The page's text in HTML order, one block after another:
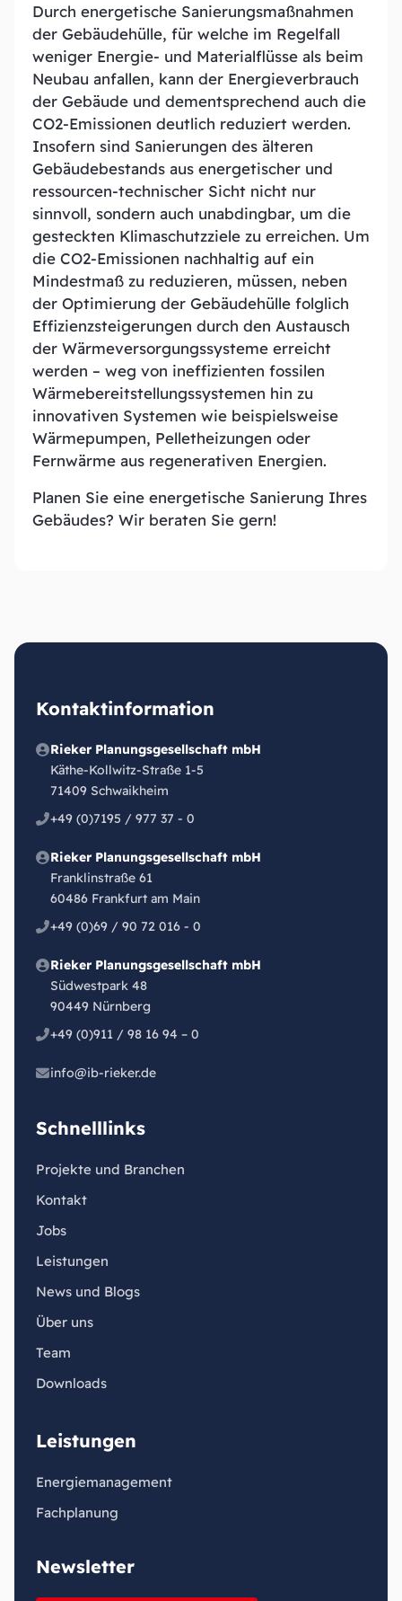
Durch energetische Sanierungsmaßnahmen
der Gebäudehülle, für welche im Regelfall
weniger Energie- und Materialflüsse als beim
Neubau anfallen, kann der Energieverbrauch
der Gebäude und dementsprechend auch die
CO2-Emissionen deutlich reduziert werden.
Insofern sind Sanierungen des älteren
Gebäudebestands aus energetischer und
ressourcen-technischer Sicht nicht nur
sinnvoll, sondern auch unabdingbar, um die
gesteckten Klimaschutzziele zu erreichen. Um
die CO2-Emissionen nachhaltig auf ein
Mindestmaß zu reduzieren, müssen, neben
der Optimierung der Gebäudehülle folglich
Effizienzsteigerungen durch den Austausch
der Wärmeversorgungssysteme erreicht
werden – weg von ineffizienten fossilen
Wärmebereitstellungssystemen hin zu
innovativen Systemen wie beispielsweise
Wärmepumpen, Pelletheizungen oder
Fernwärme aus regenerativen Energien.
Planen Sie eine energetische Sanierung Ihres
Gebäudes? Wir beraten Sie gern!
Kontaktinformation
Rieker Planungsgesellschaft mbH
Käthe-Kollwitz-Straße 1-5
71409 Schwaikheim
+49 (0)7195 / 977 37 - 0
Rieker Planungsgesellschaft mbH
Franklinstraße 61
60486 Frankfurt am Main
+49 (0)69 / 90 72 016 - 0
Rieker Planungsgesellschaft mbH
Südwestpark 48
90449 Nürnberg
+49 (0)911 / 98 16 94 – 0
info@ib-rieker.de
Schnelllinks
Projekte und Branchen
Kontakt
Jobs
Leistungen
News und Blogs
Über uns
Team
Downloads
Leistungen
Energiemanagement
Fachplanung
Newsletter